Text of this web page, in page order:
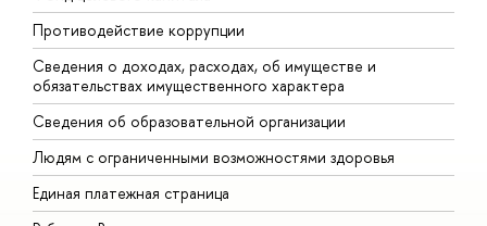
Противодействие коррупции
Сведения о доходах, расходах, об имуществе и
обязательствах имущественного характера
Сведения об образовательной организации
Людям с ограниченными возможностями здоровья
Единая платежная страница